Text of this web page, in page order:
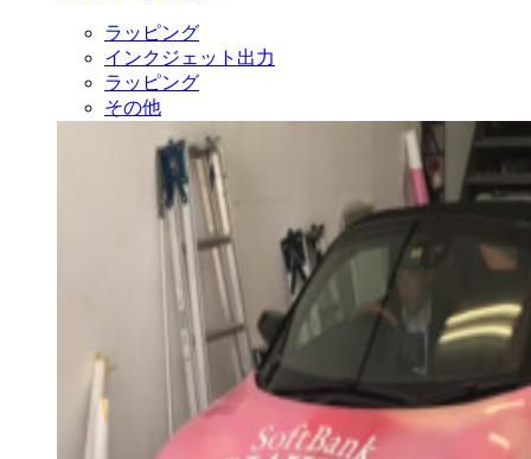
ラッピング
インクジェット出力
ラッピング
その他